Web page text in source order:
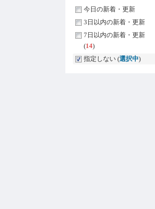
今日の新着・更新
3日以内の新着・更新
7日以内の新着・更新
(14)
指定しない (選択中)